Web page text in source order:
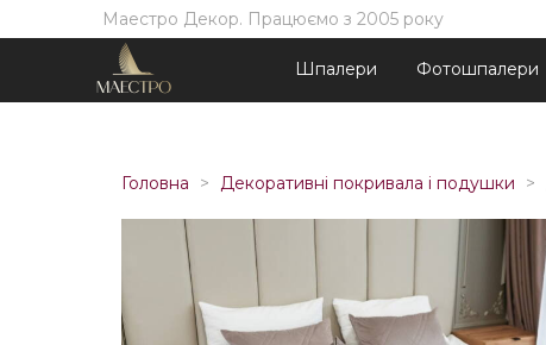
Маестро Декор. Працюємо з 2005 року
Шпалери Фотошпалери
Головна Декоративні покривала і подушки